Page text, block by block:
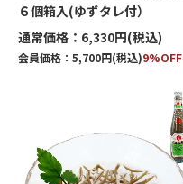
６個箱入(ゆずタレ付）
通常価格：6,330円(税込)
会員価格：5,700円(税込)9%OFF